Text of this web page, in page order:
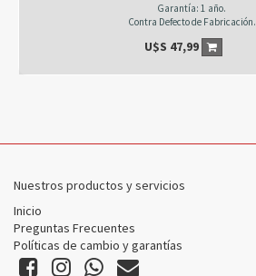
Garantía: 1 año.
Contra Defecto de Fabricación.
U$S 47,99
Nuestros productos y servicios
Inicio
Preguntas Frecuentes
Políticas de cambio y garantías